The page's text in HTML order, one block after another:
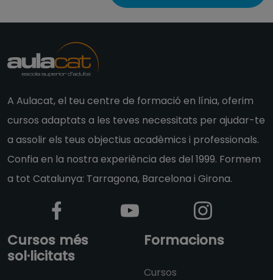
A Aulacat, el teu centre de formació en línia, oferim
cursos adaptats a les teves necessitats per ajudar-te
a assolir els teus objectius acadèmics i professionals.
Confia en la nostra experiència des del 1999. Formem
a tot Catalunya: Tarragona, Barcelona i Girona.
Cursos més
sol·licitats
Formacions
Cursos